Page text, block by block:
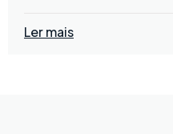
Ler mais